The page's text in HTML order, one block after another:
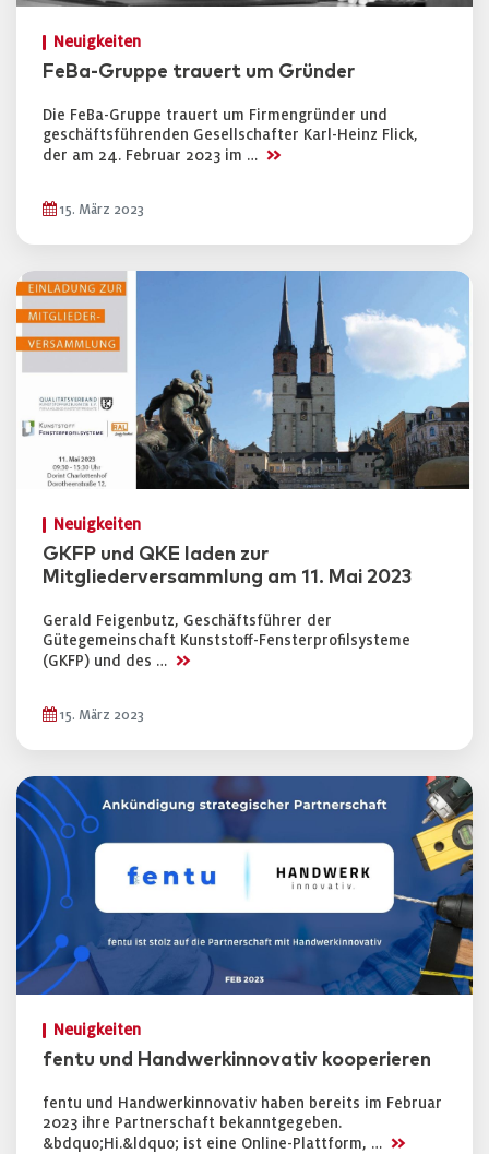
Neuigkeiten
FeBa-Gruppe trauert um Gründer
Die FeBa-Gruppe trauert um Firmengründer und
geschäftsführenden Gesellschafter Karl-Heinz Flick,
der am 24. Februar 2023 im … >>
15. März 2023
Neuigkeiten
GKFP und QKE laden zur
Mitgliederversammlung am 11. Mai 2023
Gerald Feigenbutz, Geschäftsführer der
Gütegemeinschaft Kunststoff-Fensterprofilsysteme
(GKFP) und des … >>
15. März 2023
Neuigkeiten
fentu und Handwerkinnovativ kooperieren
fentu und Handwerkinnovativ haben bereits im Februar
2023 ihre Partnerschaft bekanntgegeben.
&bdquo;Hi.&ldquo; ist eine Online-Plattform, … >>